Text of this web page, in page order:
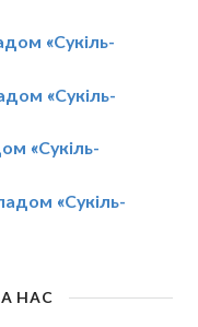
«Сукіль-
«Сукіль-
«Сукіль-
«Сукіль-
НАС